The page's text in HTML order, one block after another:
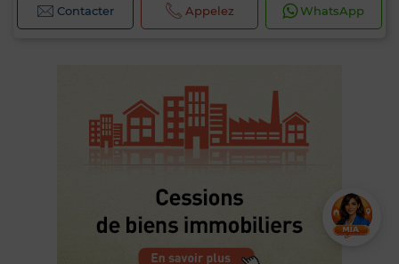
Contacter Appelez WhatsApp